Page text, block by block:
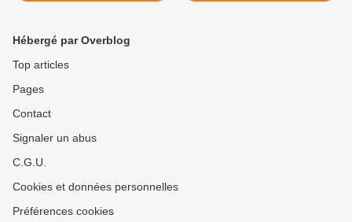
Hébergé par Overblog
Top articles
Pages
Contact
Signaler un abus
C.G.U.
Cookies et données personnelles
Préférences cookies